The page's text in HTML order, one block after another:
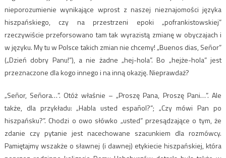
nieporozumienie wynikające wprost z naszej nieznajomości języka
hiszpańskiego, czy na przestrzeni epoki „pofrankistowskiej”
rzeczywiście przeforsowano tam tak wyrazistą zmianę w obyczajach i
w języku. My tu w Polsce takich zmian nie chcemy! „Buenos dias, Señor”
(„Dzień dobry Panu!”), a nie żadne „hej-hola”. Bo „hejże-hola” jest
przeznaczone dla kogo innego i na inną okazję. Nieprawdaż?
„Señor, Señora…”. Otóż właśnie – „Proszę Pana, Proszę Pani…”. Ale
także, dla przykładu: „Habla usted español?”; „Czy mówi Pan po
hiszpańsku?”. Chodzi o owo słówko „usted” przesądzające o tym, że
zdanie czy pytanie jest nacechowane szacunkiem dla rozmówcy.
Pamiętajmy wszakże o sławnej (i dawnej) etykiecie hiszpańskiej, która